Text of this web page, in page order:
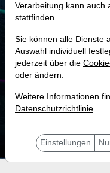
Unternehmenswert
MONKEY-
Mit 30.7 %
Verarbeitung kann auch
stattfinden.
Sie können alle Dienste
Auswahl individuell
jederzeit über die
oder ändern.
Weitere Informationen
Datenschutzrichtlinie.
Einstellungen